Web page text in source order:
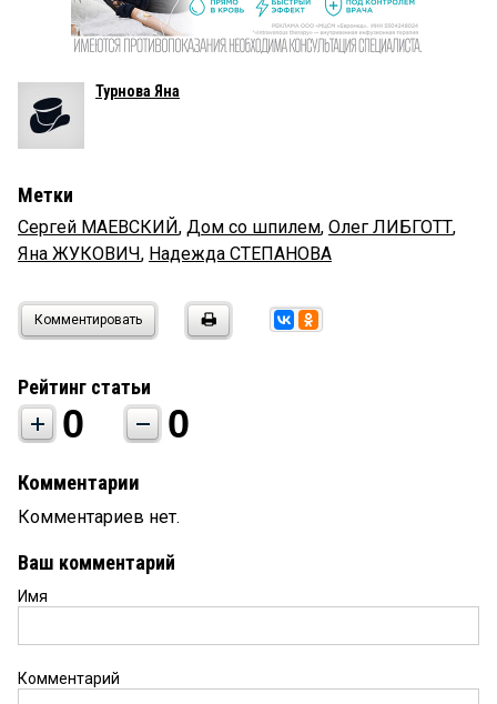
Турнова Яна
Метки
Сергей МАЕВСКИЙ, Дом со шпилем, Олег ЛИБГОТТ,
Яна ЖУКОВИЧ, Надежда СТЕПАНОВА
Комментировать
Рейтинг статьи
0 0
Комментарии
Комментариев нет.
Ваш комментарий
Имя
Комментарий